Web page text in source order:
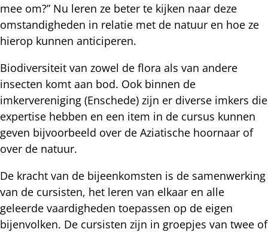
mee om?” Nu leren ze beter te kijken naar deze
omstandigheden in relatie met de natuur en hoe ze
hierop kunnen anticiperen.
Biodiversiteit van zowel de flora als van andere
insecten komt aan bod. Ook binnen de
imkervereniging (Enschede) zijn er diverse imkers die
expertise hebben en een item in de cursus kunnen
geven bijvoorbeeld over de Aziatische hoornaar of
over de natuur.
De kracht van de bijeenkomsten is de samenwerking
van de cursisten, het leren van elkaar en alle
geleerde vaardigheden toepassen op de eigen
bijenvolken. De cursisten zijn in groepjes van twee of